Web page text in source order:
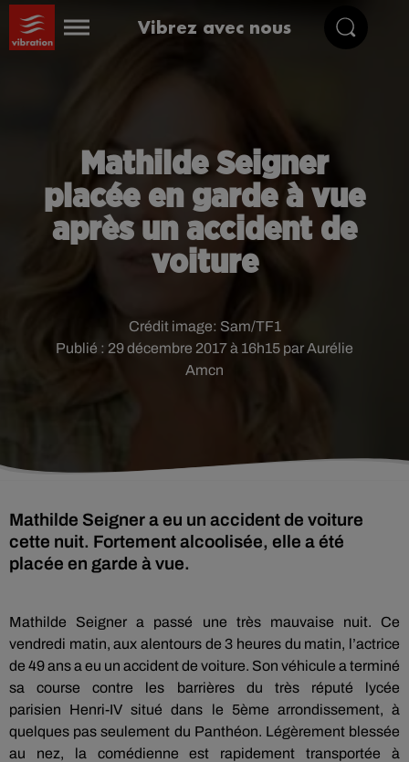
Vibrez avec nous
Mathilde Seigner
placée en garde à vue
après un accident de
voiture
Publié : 29 décembre 2017 à 16h15 par Aurélie
Amcn
Crédit image: Sam/TF1
Mathilde Seigner a eu un accident de voiture
cette nuit. Fortement alcoolisée, elle a été
placée en garde à vue.
Mathilde Seigner a passé une très mauvaise nuit.
Ce
vendredi matin, aux alentours de 3 heures du matin, l’actrice
de 49 ans a eu un accident de voiture. Son véhicule a terminé
sa course contre les barrières du très réputé lycée
parisien
Henri-IV situé dans le 5ème arrondissement, à
quelques pas seulement du Panthéon. Légèrement blessée
au nez, la comédienne est rapidement transportée à